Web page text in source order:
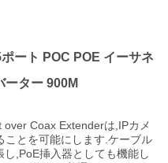
ート POC POE イーサネ
ーター 900M
Coax Extenderは,IPカメ
ことを可能にします.ケーブル
,PoE挿入器としても機能し